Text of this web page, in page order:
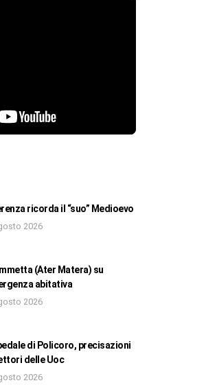
ricorda il “suo” Medioevo
2026
(Ater Matera) su
abitativa
2026
di Policoro, precisazioni
delle Uoc
2026